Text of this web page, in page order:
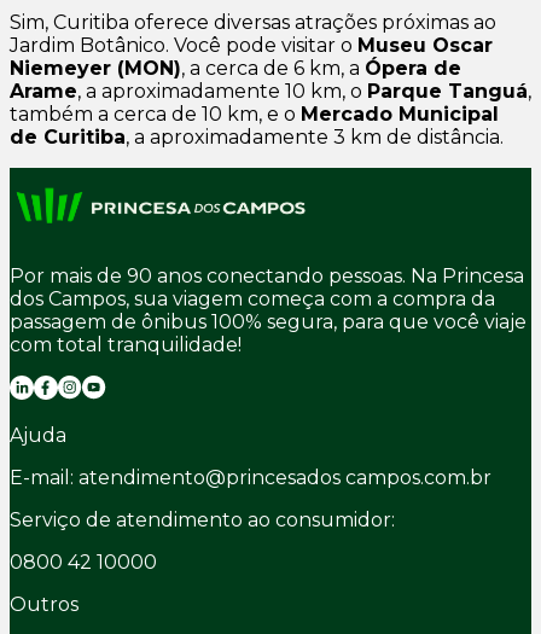
Sim, Curitiba oferece diversas atrações próximas ao
Jardim Botânico. Você pode visitar o Museu Oscar
Niemeyer (MON), a cerca de 6 km, a Ópera de
Arame, a aproximadamente 10 km, o Parque Tanguá,
também a cerca de 10 km, e o Mercado Municipal
de Curitiba, a aproximadamente 3 km de distância.
Por mais de 90 anos conectando pessoas. Na Princesa
dos Campos, sua viagem começa com a compra da
passagem de ônibus 100% segura, para que você viaje
com total tranquilidade!
Ajuda
E-mail: atendimento@princesados campos.com.br
Serviço de atendimento ao consumidor:
0800 42 10000
Outros